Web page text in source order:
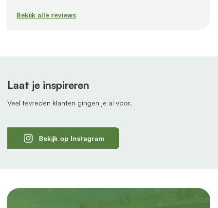
Bekijk alle reviews
Laat je inspireren
Veel tevreden klanten gingen je al voor.
Bekijk op Instagram